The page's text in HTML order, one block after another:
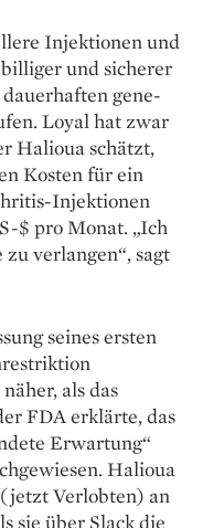
Injektionen und
und sicherer
gene­
Loyal hat zwar
Halioua schätzt,
Kosten für ein
Injektionen
$ pro Monat. „Ich
verlangen“, sagt
seines ersten
als das
FDA erklärte, das
Erwartung“
Halioua
Verlobten) an
sie über Slack die